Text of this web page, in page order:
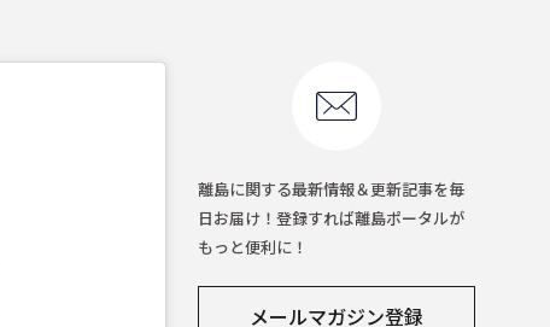
離島に関する最新情報＆更新記事を毎
日お届け！登録すれば離島ポータルが
もっと便利に！
メールマガジン登録